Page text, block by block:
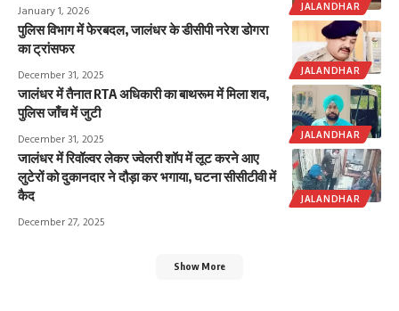
JALANDHAR
January 1, 2026
JALANDHAR
पुलिस विभाग में फेरबदल, जालंधर के डीसीपी नरेश डोगरा
का ट्रांसफर
December 31, 2025
JALANDHAR
जालंधर में तैनात RTA अधिकारी का बाथरूम में मिला शव,
पुलिस जाँच में जुटी
December 31, 2025
JALANDHAR
जालंधर में रिवॉल्वर लेकर ज्वेलरी शॉप में लूट करने आए
लुटेरों को दुकानदार ने दौड़ा कर भगाया, घटना सीसीटीवी में
कैद
December 27, 2025
Show More